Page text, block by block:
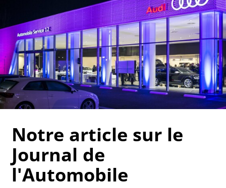
Notre article sur le
Journal de
l'Automobile